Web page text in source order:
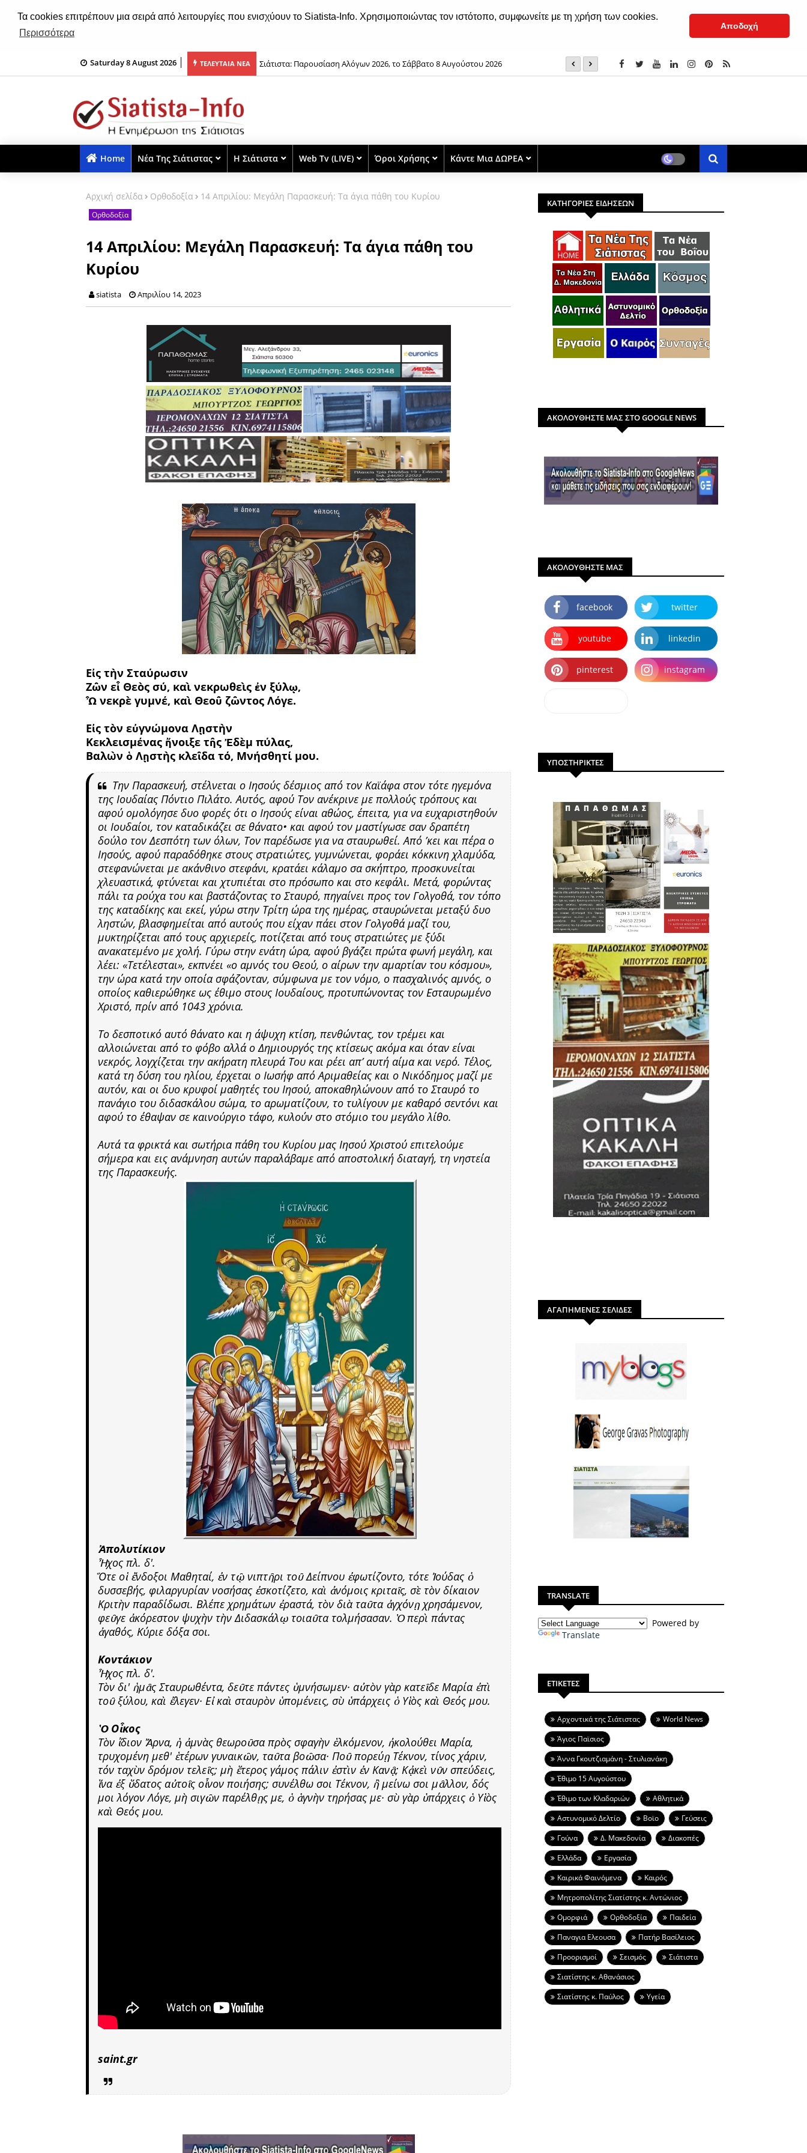
Τα cookies επιτρέπουν μια σειρά από λειτουργίες που ενισχύουν το Siatista-Info. Χρησιμοποιώντας τον ιστότοπο, συμφωνείτε με τη χρήση των cookies.
Περισσότερα
Αποδοχή
Saturday 8 August 2026 ΤΕΛΕΥΤΑΙΑ ΝΕΑ
λήξης «Το βιβλίο θησαυρός» (φωτο) Σιάτιστα: Παρουσίαση Αλόγων 2026, το Σάββατο 8 Αυγούστου 2026 «Άη Λαός» - Για 1η φορά στην Ελλάδα στο Ανοιχτό
Home Νέα Της Σιάτιστας Η Σιάτιστα Web Tv (LIVE) Όροι Χρήσης Κάντε Μια ΔΩΡΕΑ
Αρχική σελίδα Ορθοδοξία 14 Απριλίου: Μεγάλη Παρασκευή: Τα άγια πάθη του Κυρίου
Ορθοδοξία
14 Απριλίου: Μεγάλη Παρασκευή: Τα άγια πάθη του
Κυρίου
siatista Απριλίου 14, 2023
Εἰς τὴν Σταύρωσιν
Ζῶν εἶ Θεὸς σύ, καὶ νεκρωθεὶς ἐν ξύλῳ,
Ὦ νεκρὲ γυμνέ, καὶ Θεοῦ ζῶντος Λόγε.
Εἰς τὸν εὐγνώμονα Λῃστὴν
Κεκλεισμένας ἤνοιξε τῆς Ἐδὲμ πύλας,
Βαλὼν ὁ Λῃστὴς κλεῖδα τό, Μνήσθητί μου.
Την Παρασκευή, στέλνεται ο Ιησούς δέσμιος από τον Καϊάφα στον τότε ηγεμόνα
της Ιουδαίας Πόντιο Πιλάτο. Αυτός, αφού Τον ανέκρινε με πολλούς τρόπους και
αφού ομολόγησε δυο φορές ότι ο Ιησούς είναι αθώος, έπειτα, για να ευχαριστηθούν
οι Ιουδαίοι, τον καταδικάζει σε θάνατο• και αφού τον μαστίγωσε σαν δραπέτη
δούλο τον Δεσπότη των όλων, Τον παρέδωσε για να σταυρωθεί. Από ’κει και πέρα ο
Ιησούς, αφού παραδόθηκε στους στρατιώτες, γυμνώνεται, φοράει κόκκινη χλαμύδα,
στεφανώνεται με ακάνθινο στεφάνι, κρατάει κάλαμο σα σκήπτρο, προσκυνείται
χλευαστικά, φτύνεται και χτυπιέται στο πρόσωπο και στο κεφάλι. Μετά, φορώντας
πάλι τα ρούχα του και βαστάζοντας το Σταυρό, πηγαίνει προς τον Γολγοθά, τον τόπο
της καταδίκης και εκεί, γύρω στην Τρίτη ώρα της ημέρας, σταυρώνεται μεταξύ δυο
ληστών, βλασφημείται από αυτούς που είχαν πάει στον Γολγοθά μαζί του,
μυκτηρίζεται από τους αρχιερείς, ποτίζεται από τους στρατιώτες με ξύδι
ανακατεμένο με χολή. Γύρω στην ενάτη ώρα, αφού βγάζει πρώτα φωνή μεγάλη, και
λέει: «Τετέλεσται», εκπνέει «ο αμνός του Θεού, ο αίρων την αμαρτίαν του κόσμου»,
την ώρα κατά την οποία σφάζονταν, σύμφωνα με τον νόμο, ο πασχαλινός αμνός, ο
οποίος καθιερώθηκε ως έθιμο στους Ιουδαίους, προτυπώνοντας τον Εσταυρωμένο
Χριστό, πρίν από 1043 χρόνια.
Το δεσποτικό αυτό θάνατο και η άψυχη κτίση, πενθώντας, τον τρέμει και
αλλοιώνεται από το φόβο αλλά ο Δημιουργός της κτίσεως ακόμα και όταν είναι
νεκρός, λογχίζεται την ακήρατη πλευρά Του και ρέει απ’ αυτή αίμα και νερό. Τέλος,
κατά τη δύση του ηλίου, έρχεται ο Ιωσήφ από Αριμαθείας και ο Νικόδημος μαζί με
αυτόν, και οι δυο κρυφοί μαθητές του Ιησού, αποκαθηλώνουν από το Σταυρό το
πανάγιο του διδασκάλου σώμα, το αρωματίζουν, το τυλίγουν με καθαρό σεντόνι και
αφού το έθαψαν σε καινούργιο τάφο, κυλούν στο στόμιο του μεγάλο λίθο.
Αυτά τα φρικτά και σωτήρια πάθη του Κυρίου μας Ιησού Χριστού επιτελούμε
σήμερα και εις ανάμνηση αυτών παραλάβαμε από αποστολική διαταγή, τη νηστεία
της Παρασκευής.
Ἀπολυτίκιον
Ἦχος πλ. δ'.
Ὅτε οἱ ἔνδοξοι Μαθηταί, ἐν τῷ νιπτῆρι τοῦ Δείπνου ἐφωτίζοντο, τότε Ἰούδας ὁ
δυσσεβής, φιλαργυρίαν νοσήσας ἐσκοτίζετο, καὶ ἀνόμοις κριταῖς, σὲ τὸν δίκαιον
Κριτὴν παραδίδωσι. Βλέπε χρημάτων ἐραστά, τὸν διὰ ταῦτα ἀγχόνῃ χρησάμενον,
φεῦγε ἀκόρεστον ψυχὴν τὴν Διδασκάλῳ τοιαῦτα τολμήσασαν. Ὁ περὶ πάντας
ἀγαθός, Κύριε δόξα σοι.
Κοντάκιον
Ἦχος πλ. δ'.
Τὸν δι' ἡμᾶς Σταυρωθέντα, δεῦτε πάντες ὑμνήσωμεν· αὐτὸν γὰρ κατεῖδε Μαρία ἐπὶ
τοῦ ξύλου, καὶ ἔλεγεν· Εἰ καὶ σταυρὸν ὑπομένεις, σὺ ὑπάρχεις ὁ Υἱὸς καὶ Θεός μου.
Ὁ Οἶκος
Τὸν ἴδιον Ἄρνα, ἡ ἀμνὰς θεωροῦσα πρὸς σφαγὴν ἑλκόμενον, ἠκολούθει Μαρία,
τρυχομένη μεθ' ἑτέρων γυναικῶν, ταῦτα βοῶσα· Ποῦ πορεύῃ Τέκνον, τίνος χάριν,
τόν ταχὺν δρόμον τελεῖς; μὴ ἕτερος γάμος πάλιν ἐστὶν ἐν Κανᾷ; Κᾀκεὶ νῦν σπεύδεις,
ἵνα ἐξ ὕδατος αὐτοῖς οἶνον ποιήσης; συνέλθω σοι Τέκνον, ἢ μείνω σοι μᾶλλον, δός
μοι λόγον Λόγε, μὴ σιγῶν παρέλθῃς με, ὁ ἁγνὴν τηρήσας με· σὺ γὰρ ὑπάρχεις ὁ Υἱὸς
καὶ Θεός μου.
saint.gr
ΚΑΤΗΓΟΡΙΕΣ ΕΙΔΗΣΕΩΝ
ΑΚΟΛΟΥΘΗΣΤΕ ΜΑΣ ΣΤΟ GOOGLE NEWS
ΑΚΟΛΟΥΘΗΣΤΕ ΜΑΣ
facebook twitter
youtube linkedin
pinterest instagram
ΥΠΟΣΤΗΡΙΚΤΕΣ
ΑΓΑΠΗΜΕΝΕΣ ΣΕΛΙΔΕΣ
TRANSLATE
Powered by
Translate
ΕΤΙΚΕΤΕΣ
Aρχοντικά της Σιάτιστας
World News
Άγιος Παϊσιος
Άννα Γκουτζιαμάνη - Στυλιανάκη
Έθιμο 15 Αυγούστου
Έθιμο των Κλαδαριών
Αθλητικά
Αστυνομικό Δελτίο
Βοϊο
Γεύσεις
Γούνα
Δ. Μακεδονία
Διακοπές
Ελλάδα
Εργασία
Καιρικά Φαινόμενα
Καιρός
Μητροπολίτης Σιατίστης κ. Αντώνιος
Ομορφιά
Ορθοδοξία
Παιδεία
Παναγια Ελεουσα
Πατήρ Βασίλειος
Προορισμοί
Σεισμός
Σιάτιστα
Σιατίστης κ. Αθανάσιος
Σιατίστης κ. Παύλος
Υγεία